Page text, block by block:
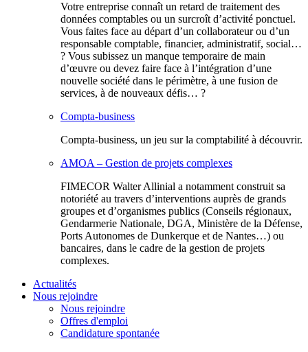
Votre entreprise connaît un retard de traitement des
données comptables ou un surcroît d’activité ponctuel.
Vous faites face au départ d’un collaborateur ou d’un
responsable comptable, financier, administratif, social…
? Vous subissez un manque temporaire de main
d’œuvre ou devez faire face à l’intégration d’une
nouvelle société dans le périmètre, à une fusion de
services, à de nouveaux défis… ?
Compta-business
Compta-business, un jeu sur la comptabilité à découvrir.
AMOA – Gestion de projets complexes
FIMECOR Walter Allinial a notamment construit sa
notoriété au travers d’interventions auprès de grands
groupes et d’organismes publics (Conseils régionaux,
Gendarmerie Nationale, DGA, Ministère de la Défense,
Ports Autonomes de Dunkerque et de Nantes…) ou
bancaires, dans le cadre de la gestion de projets
complexes.
Actualités
Nous rejoindre
Nous rejoindre
Offres d'emploi
Candidature spontanée